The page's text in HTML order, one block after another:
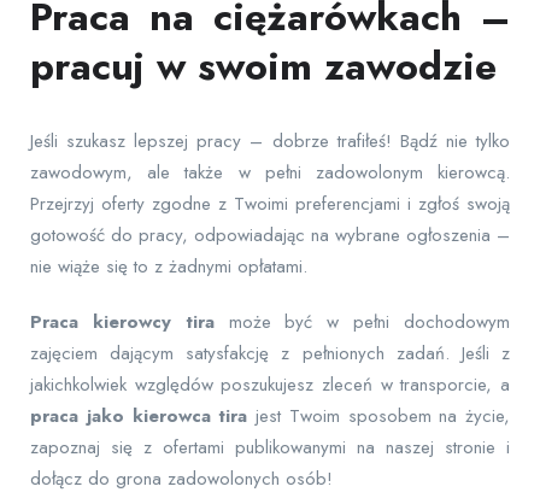
Praca na ciężarówkach –
pracuj w swoim zawodzie
Jeśli szukasz lepszej pracy – dobrze trafiłeś! Bądź nie tylko
zawodowym, ale także w pełni zadowolonym kierowcą.
Przejrzyj oferty zgodne z Twoimi preferencjami i zgłoś swoją
gotowość do pracy, odpowiadając na wybrane ogłoszenia –
nie wiąże się to z żadnymi opłatami.
Praca kierowcy tira może być w pełni dochodowym
zajęciem dającym satysfakcję z pełnionych zadań. Jeśli z
jakichkolwiek względów poszukujesz zleceń w transporcie, a
praca jako kierowca tira jest Twoim sposobem na życie,
zapoznaj się z ofertami publikowanymi na naszej stronie i
dołącz do grona zadowolonych osób!